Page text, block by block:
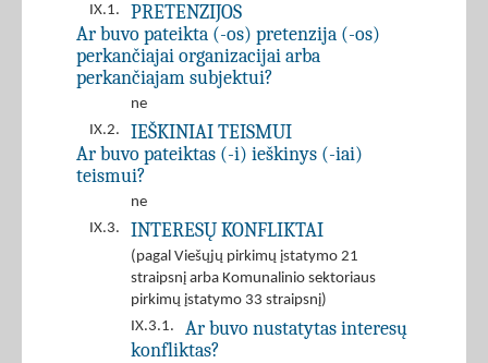
IX.1.
PRETENZIJOS
Ar buvo pateikta (-os) pretenzija (-os)
perkančiajai organizacijai arba
perkančiajam subjektui?
ne
IX.2.
IEŠKINIAI TEISMUI
Ar buvo pateiktas (-i) ieškinys (-iai)
teismui?
ne
IX.3.
INTERESŲ KONFLIKTAI
(pagal Viešųjų pirkimų įstatymo 21
straipsnį arba Komunalinio sektoriaus
pirkimų įstatymo 33 straipsnį)
IX.3.1.
Ar buvo nustatytas interesų
konfliktas?